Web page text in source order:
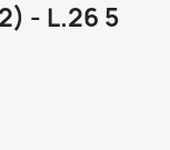
- L.26 5